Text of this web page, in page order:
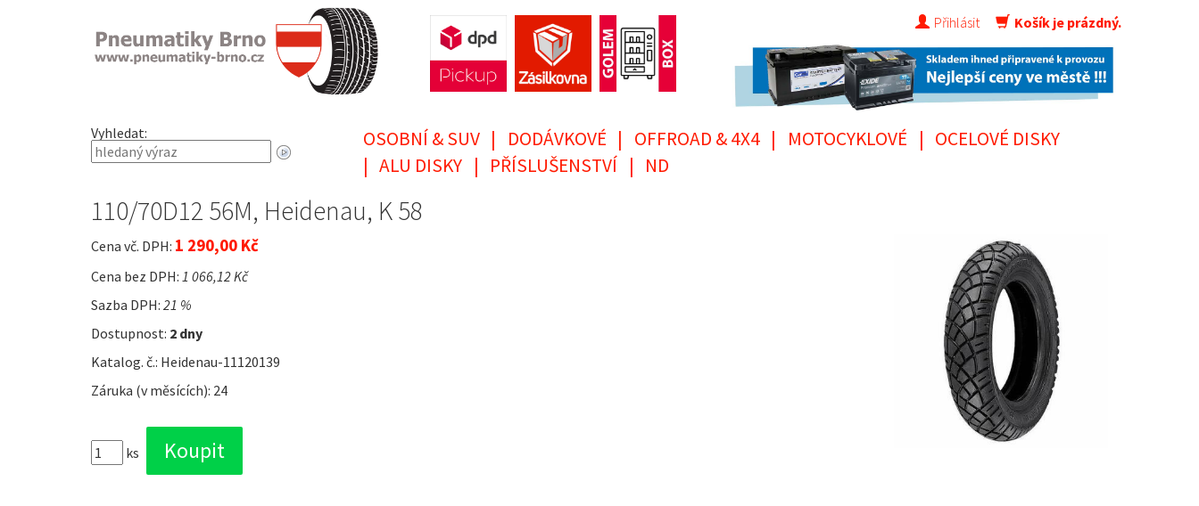
Přihlásit Košík je prázdný.
Vyhledat: OSOBNÍ & SUV | DODÁVKOVÉ | OFFROAD & 4X4 | MOTOCYKLOVÉ | OCELOVÉ DISKY
| ALU DISKY | PŘÍSLUŠENSTVÍ | ND
110/70D12 56M, Heidenau, K 58
Cena vč. DPH: 1 290,00 Kč
Cena bez DPH: 1 066,12 Kč
Sazba DPH: 21 %
Dostupnost: 2 dny
Katalog. č.: Heidenau-11120139
Záruka (v měsících): 24
ks